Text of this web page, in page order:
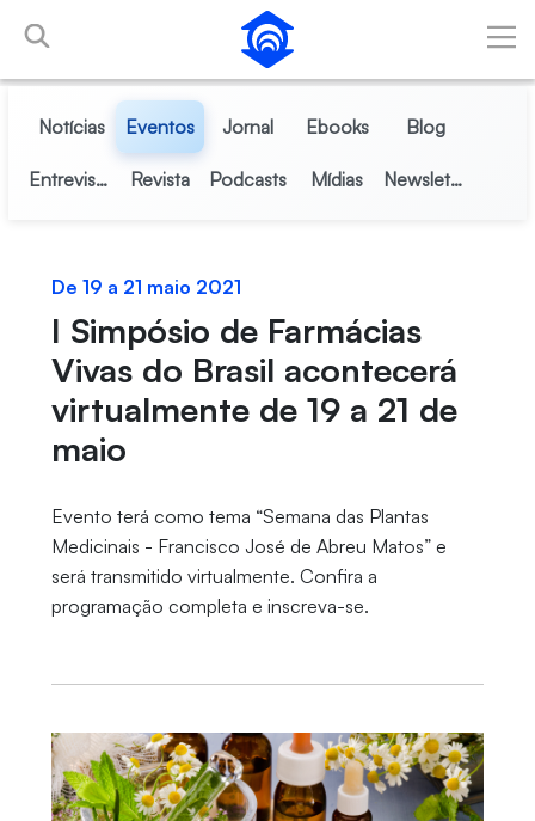
Pular para o Conteúdo principal
Notícias Eventos Jornal Ebooks Blog
Entrevistas Revista Podcasts Mídias Newsletter
De 19 a 21 maio 2021
I Simpósio de Farmácias
Vivas do Brasil acontecerá
virtualmente de 19 a 21 de
maio
Evento terá como tema “Semana das Plantas
Medicinais - Francisco José de Abreu Matos” e
será transmitido virtualmente. Confira a
programação completa e inscreva-se.